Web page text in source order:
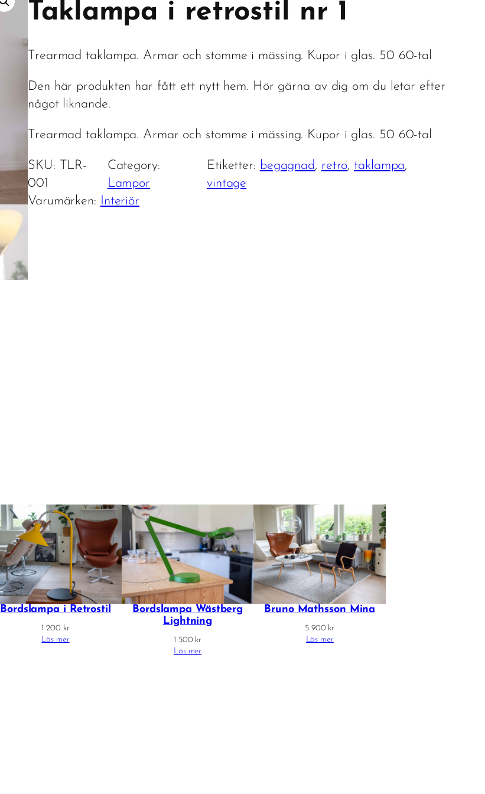
Taklampa i retrostil nr 1
Trearmad taklampa. Armar och stomme i mässing. Kupor i glas. 50 60-tal
Den här produkten har fått ett nytt hem. Hör gärna av dig om du letar efter
något liknande.
Trearmad taklampa. Armar och stomme i mässing. Kupor i glas. 50 60-tal
SKU: TLR-
001
Category:
Lampor
Etiketter: begagnad, retro, taklampa
vintage
Varumärken: Interiör
Bordslampa i Retrostil
1 200 kr
Läs mer
Bordslampa Wästberg
Lightning
1 500 kr
Läs mer
Bruno Mathsson Mina
5 900 kr
Läs mer